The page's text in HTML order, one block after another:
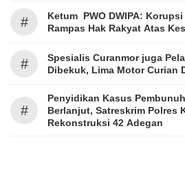
#
Ketum PWO DWIPA:
Rampas Hak Rakyat Atas
#
Spesialis Curanmor juga
Dibekuk, Lima Motor Curian
#
Penyidikan Kasus
Berlanjut, Satreskrim Polres
Rekonstruksi 42 Adegan